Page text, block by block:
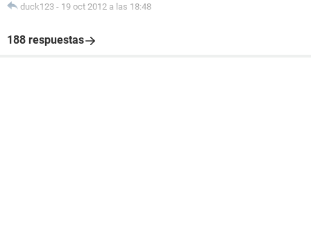
duck123 - 19 oct 2012 a las 18:48
188 respuestas